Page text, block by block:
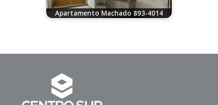
Apartamento Machado 893-4014